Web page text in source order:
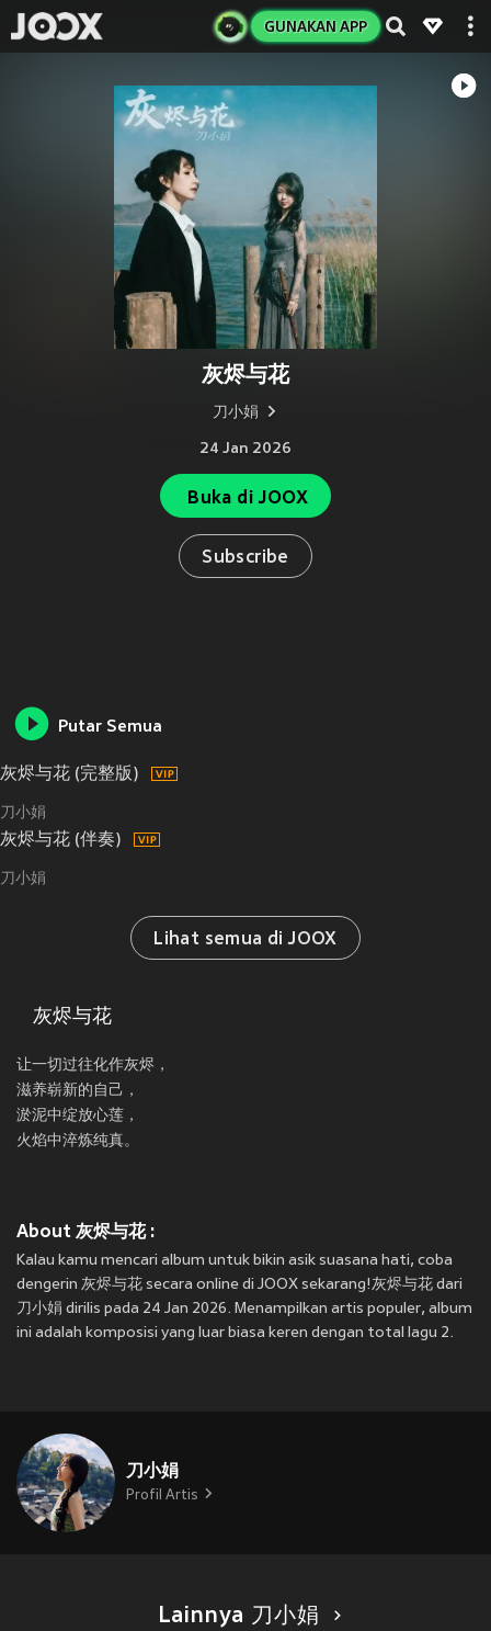
GUNAKAN APP
灰烬与花
刀小娟
24 Jan 2026
Buka di JOOX
Subscribe
Putar Semua
灰烬与花 (完整版)
刀小娟
灰烬与花 (伴奏)
刀小娟
Lihat semua di JOOX
灰烬与花
让一切过往化作灰烬，
滋养崭新的自己，
淤泥中绽放心莲，
火焰中淬炼纯真。
About 灰烬与花 :
Kalau kamu mencari album untuk bikin asik suasana hati, coba
dengerin 灰烬与花 secara online di JOOX sekarang!灰烬与花 dari
刀小娟 dirilis pada 24 Jan 2026. Menampilkan artis populer, album
ini adalah komposisi yang luar biasa keren dengan total lagu 2.
刀小娟
Profil Artis
Lainnya 刀小娟